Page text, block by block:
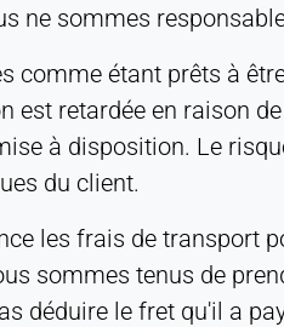
ne sommes
comme étant prêts à
est retardée en raison
à disposition. Le
du client.
les frais de transport
sommes tenus de
déduire le fret qu'il a